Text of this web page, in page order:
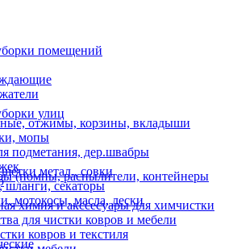
помещений
отжимы, корзины, вкладыши
мопы
подметания, дер.швабры
улиц
метал., совки
шланги, секаторы
мотокосы, масла, лески
(помпы, распылители, контейнеры
химия и акссесуары для химчистки
для чистки ковров и мебели
ковров и текстиля